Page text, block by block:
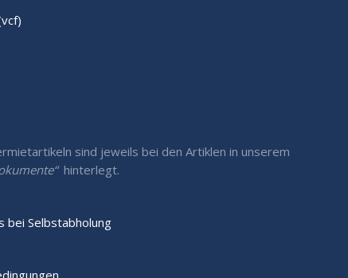
sind jeweils bei den Artiklen in unserem
hinterlegt.
bei Selbstabholung